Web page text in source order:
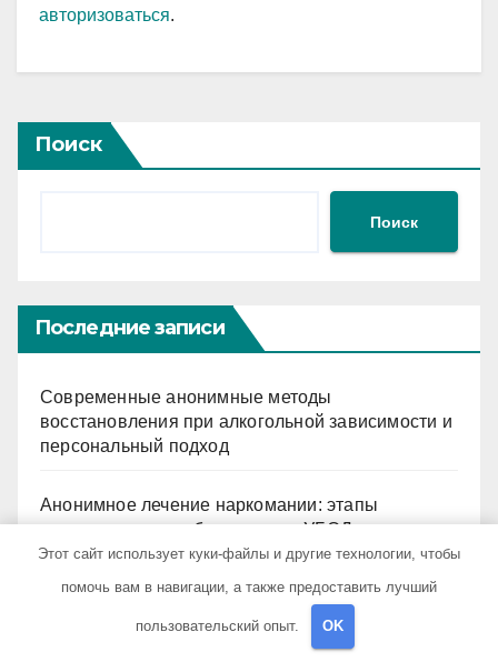
авторизоваться.
Поиск
Поиск
Последние записи
Современные анонимные методы
восстановления при алкогольной зависимости и
персональный подход
Анонимное лечение наркомании: этапы
детоксикации, реабилитации и УБОД
Специфика работы стоматологических клиник в
Этот сайт использует куки-файлы и другие технологии, чтобы
помочь вам в навигации, а также предоставить лучший
пользовательский опыт. OK